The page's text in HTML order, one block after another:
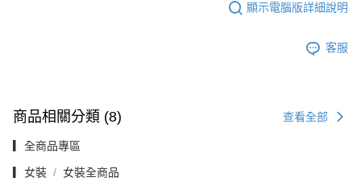
顯示電腦版詳細說明
客服
商品相關分類 (8) 查看全部
▎全商品專區
▎女裝 女裝全商品